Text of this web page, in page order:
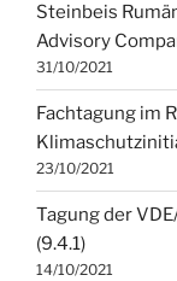
Steinbeis
Advisory
31/10/2021
Fachtagung im
23/10/2021
Tagung der
(9.4.1)
14/10/2021